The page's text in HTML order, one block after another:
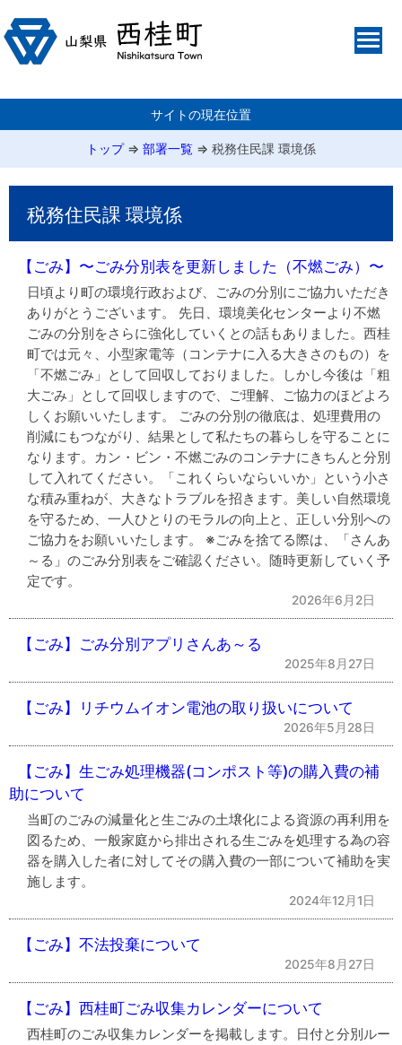
サイトの現在位置
トップ⇒ 部署一覧 ⇒ 税務住民課 環境係
税務住民課 環境係
【ごみ】〜ごみ分別表を更新しました（不燃ごみ）〜
日頃より町の環境行政および、ごみの分別にご協力いただき
ありがとうございます。 先日、環境美化センターより不燃
ごみの分別をさらに強化していくとの話もありました。西桂
町では元々、小型家電等（コンテナに入る大きさのもの）を
「不燃ごみ」として回収しておりました。しかし今後は「粗
大ごみ」として回収しますので、ご理解、ご協力のほどよろ
しくお願いいたします。 ごみの分別の徹底は、処理費用の
削減にもつながり、結果として私たちの暮らしを守ることに
なります。カン・ビン・不燃ごみのコンテナにきちんと分別
して入れてください。「これくらいならいいか」という小さ
な積み重ねが、大きなトラブルを招きます。美しい自然環境
を守るため、一人ひとりのモラルの向上と、正しい分別への
ご協力をお願いいたします。 ※ごみを捨てる際は、「さんあ
～る」のごみ分別表をご確認ください。随時更新していく予
定です。
2026年6月2日
【ごみ】ごみ分別アプリさんあ～る
2025年8月27日
【ごみ】リチウムイオン電池の取り扱いについて
2026年5月28日
【ごみ】生ごみ処理機器(コンポスト等)の購入費の補
助について
当町のごみの減量化と生ごみの土壌化による資源の再利用を
図るため、一般家庭から排出される生ごみを処理する為の容
器を購入した者に対してその購入費の一部について補助を実
施します。
2024年12月1日
【ごみ】不法投棄について
2025年8月27日
【ごみ】西桂町ごみ収集カレンダーについて
西桂町のごみ収集カレンダーを掲載します。日付と分別ルー